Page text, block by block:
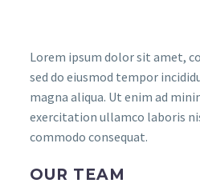
Lorem ipsum dolor sit amet,
sed do eiusmod tempor
magna aliqua. Ut enim ad
exercitation ullamco laboris
commodo consequat.
OUR TEAM